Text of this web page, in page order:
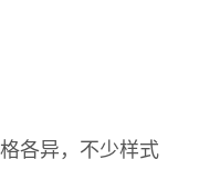
各异，不少样式